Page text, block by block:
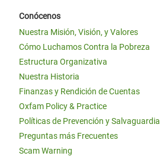
Conócenos
Nuestra Misión, Visión, y Valores
Cómo Luchamos Contra la Pobreza
Estructura Organizativa
Nuestra Historia
Finanzas y Rendición de Cuentas
Oxfam Policy & Practice
Políticas de Prevención y Salvaguardia
Preguntas más Frecuentes
Scam Warning